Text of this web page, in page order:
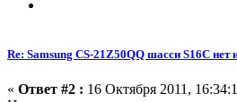
Re: Samsung CS-21Z50QQ шасси S16C нет
« Ответ #2 : 16 Октября 2011,